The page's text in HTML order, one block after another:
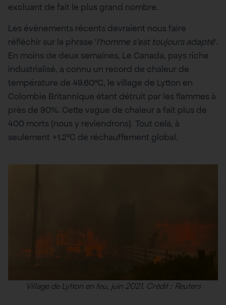
excluant de fait le plus grand nombre.
Les événements récents devraient nous faire
réfléchir sur la phrase ‘l’homme s’est toujours adapté‘.
En moins de deux semaines, Le Canada, pays riche
industrialisé, a connu un record de chaleur de
température de 49.60°C, le village de Lytton en
Colombie Britannique étant détruit par les flammes à
près de 90%. Cette vague de chaleur a fait plus de
400 morts (nous y reviendrons). Tout cela, à
seulement +1.2°C de réchauffement global.
Village de Lytton en feu, juin 2021. Crédit : Reuters